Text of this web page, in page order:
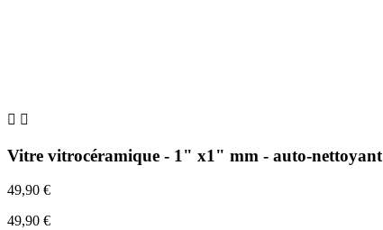
 
Vitre vitrocéramique - 1" x1" mm - auto-nettoyant
49,90 €
49,90 €